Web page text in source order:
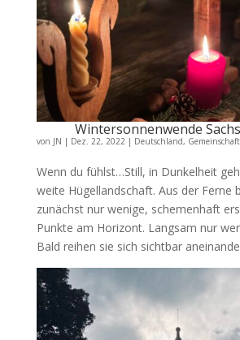
Wintersonnenwende
von JN | Dez. 22, 2022 | Deutschland, Gemeinschaft
Wenn du fühlst…Still, in Dunkelheit
weite Hügellandschaft. Aus der Ferne
zunächst nur wenige, schemenhaft
Punkte am Horizont. Langsam nur
Bald reihen sie sich sichtbar